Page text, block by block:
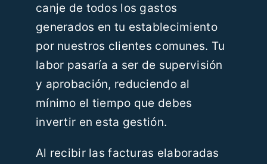
canje de todos los gastos
generados en tu establecimiento
por nuestros clientes comunes. Tu
labor pasaría a ser de supervisión
y aprobación, reduciendo al
mínimo el tiempo que debes
invertir en esta gestión.
Al recibir las facturas elaboradas